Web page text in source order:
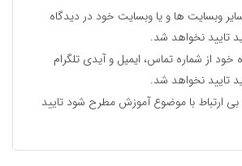
وبسایت ها و یا وبسایت خود در دیدگاه
تایید نخواهد شد.
خود از شماره تماس، ایمیل و آیدی تلگرام
تایید نخواهد شد.
ارتباط با موضوع آموزش مطرح شود تایید